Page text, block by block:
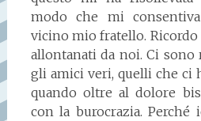
modo che mi
vicino mio fratello.
allontanati da noi. Ci sono
gli amici veri, quelli che ci
quando oltre al dolore
con la burocrazia.